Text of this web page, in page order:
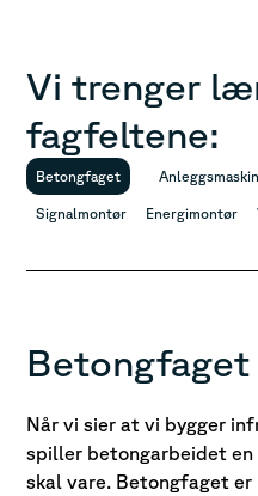
Vi trenger
fagfeltene:
Betongfaget
Signalmontør Energimontør
Betongfaget
Når vi sier at vi bygger
spiller betongarbeidet
skal vare. Betongfaget